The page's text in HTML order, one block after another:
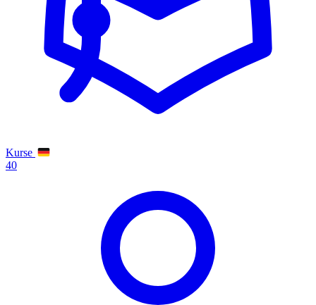
Kurse
40